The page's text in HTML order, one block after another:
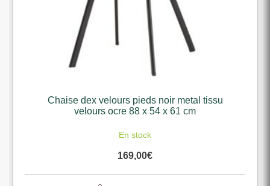
Chaise dex velours pieds noir metal tissu
velours ocre 88 x 54 x 61 cm
En stock
169,00€